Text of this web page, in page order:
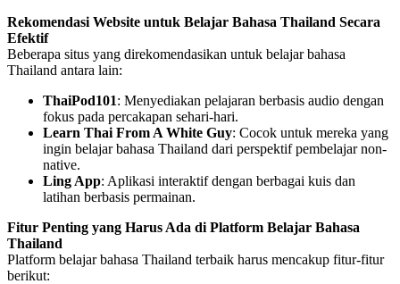
Rekomendasi Website untuk Belajar Bahasa Thailand Secara
Efektif
Beberapa situs yang direkomendasikan untuk belajar bahasa
Thailand antara lain:
ThaiPod101: Menyediakan pelajaran berbasis audio dengan
fokus pada percakapan sehari-hari.
Learn Thai From A White Guy: Cocok untuk mereka yang
ingin belajar bahasa Thailand dari perspektif pembelajar non-
native.
Ling App: Aplikasi interaktif dengan berbagai kuis dan
latihan berbasis permainan.
Fitur Penting yang Harus Ada di Platform Belajar Bahasa
Thailand
Platform belajar bahasa Thailand terbaik harus mencakup fitur-fitur
berikut: